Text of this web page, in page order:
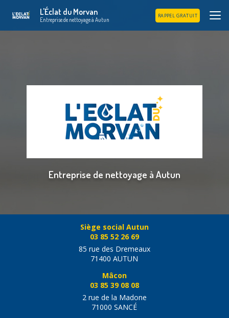
principal
L'Éclat du Morvan
Entreprise de nettoyage à Autun
RAPPEL GRATUIT
Entreprise de nettoyage à Autun
Siège social Autun
03 85 52 26 69
85 rue des Dremeaux
71400 AUTUN
Mâcon
03 85 39 08 08
2 rue de la Madone
71000 SANCÉ